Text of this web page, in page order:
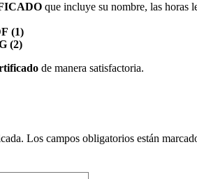
que incluye su nombre, las horas
(1)
(2)
de manera satisfactoria.
Los campos obligatorios están